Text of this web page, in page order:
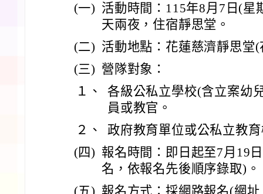
(一) 活動時間：115年8月7日(星
天兩夜，住宿靜思堂。
(二) 活動地點：花蓮慈濟靜思堂
(三) 營隊對象：
１、
各級公私立學校(含立案幼
員或教官。
２、
政府教育單位或公私立教
(四) 報名時間：即日起至7月19
名，依報名先後順序錄取)。
(五) 報名方式：採網路報名(網址